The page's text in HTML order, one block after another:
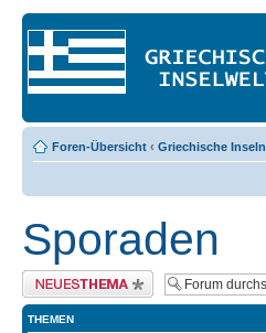
Foren-Übersicht ‹ Griechische Inseln
Sporaden
Neues Thema erstellen
THEMEN